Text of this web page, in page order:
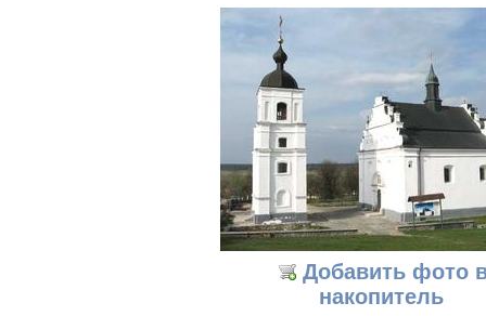
Добавить фото
накопитель